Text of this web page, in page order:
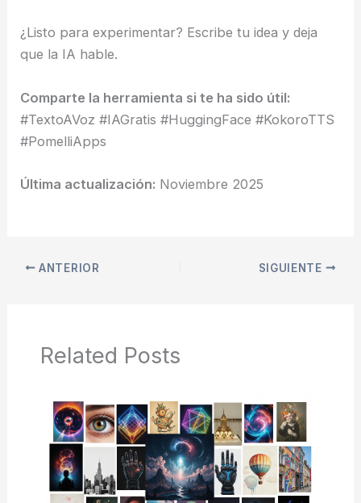
¿Listo para experimentar? Escribe tu idea y deja
que la IA hable.
Comparte la herramienta si te ha sido útil:
#TextoAVoz #IAGratis #HuggingFace #KokoroTTS
#PomelliApps
Última actualización: Noviembre 2025
ANTERIOR SIGUIENTE
Related Posts